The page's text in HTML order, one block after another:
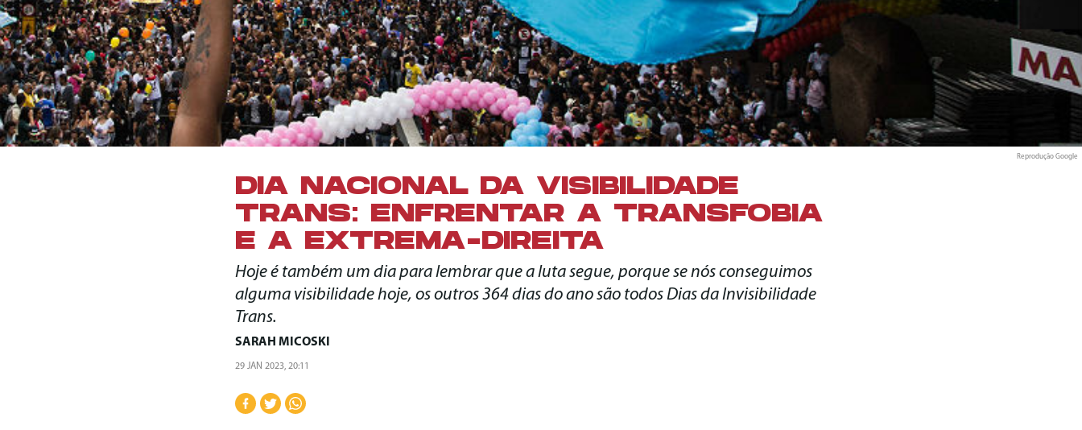
Reprodução Google
DIA NACIONAL DA VISIBILIDADE
TRANS: ENFRENTAR A TRANSFOBIA
E A EXTREMA-DIREITA
Hoje é também um dia para lembrar que a luta segue, porque se nós conseguimos
alguma visibilidade hoje, os outros 364 dias do ano são todos Dias da Invisibilidade
Trans.
SARAH MICOSKI
29 JAN 2023, 20:11